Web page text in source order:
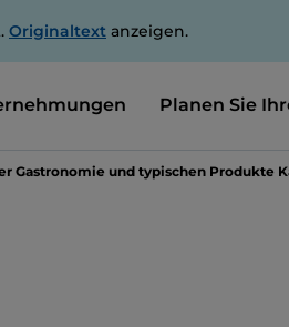
Originaltext anzeigen.
Planen Sie
Gastronomie und typischen Produkte